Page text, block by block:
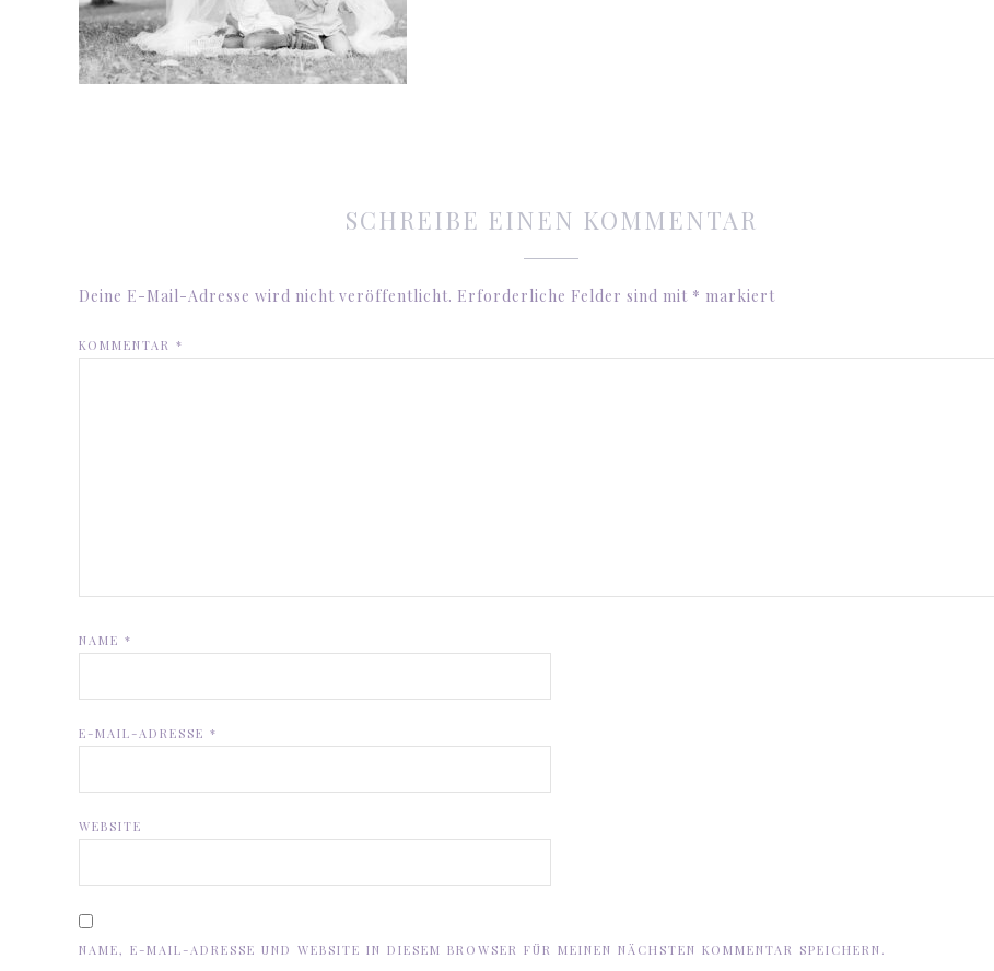
SCHREIBE EINEN KOMMENTAR
Deine E-Mail-Adresse wird nicht veröffentlicht. Erforderliche Felder sind mit * markiert
KOMMENTAR *
NAME *
E-MAIL-ADRESSE *
WEBSITE
NAME, E-MAIL-ADRESSE UND WEBSITE IN DIESEM BROWSER FÜR MEINEN NÄCHSTEN KOMMENTAR SPEICHERN.